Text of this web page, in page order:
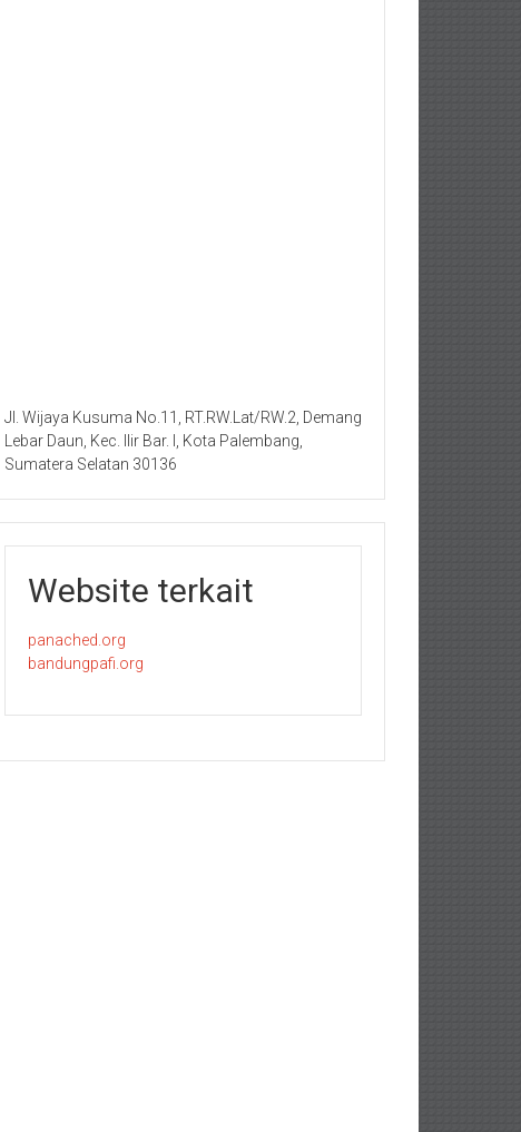
Jl. Wijaya Kusuma No.11, RT.RW.Lat/RW.2, Demang
Lebar Daun, Kec. Ilir Bar. I, Kota Palembang,
Sumatera Selatan 30136
Website terkait
panached.org
bandungpafi.org